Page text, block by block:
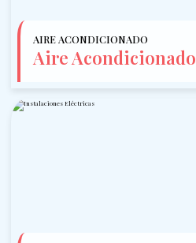
AIRE ACONDICIONADO
Aire Acondicionado